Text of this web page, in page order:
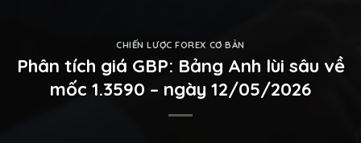
CHIẾN LƯỢC FOREX CƠ BẢN
Phân tích giá GBP: Bảng Anh lùi sâu về
mốc 1.3590 – ngày 12/05/2026